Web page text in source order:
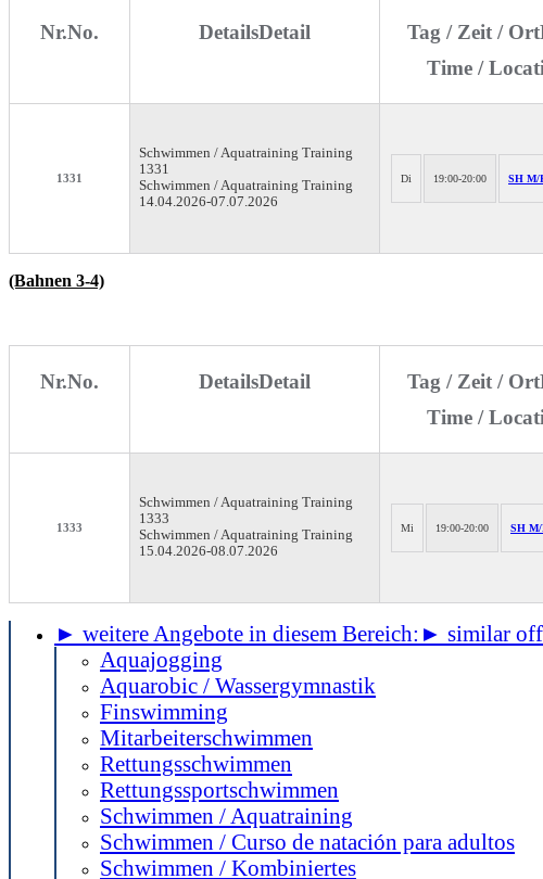
Nr.No. DetailsDetail Tag / Zeit / Ort
Time /
1331
Schwimmen / Aquatraining Training
1331
Schwimmen / Aquatraining Training
14.04.2026-07.07.2026
Di 19:00-20:00 SH M/
(Bahnen 3-4)
Nr.No. DetailsDetail Tag / Zeit / Ort
Time /
1333
Schwimmen / Aquatraining Training
1333
Schwimmen / Aquatraining Training
15.04.2026-08.07.2026
Mi 19:00-20:00 SH
► weitere Angebote in diesem Bereich: ► similar
Aquajogging
Aquarobic / Wassergymnastik
Finswimming
Mitarbeiterschwimmen
Rettungsschwimmen
Rettungssportschwimmen
Schwimmen / Aquatraining
Schwimmen / Curso de natación para adultos
Schwimmen / Kombiniertes